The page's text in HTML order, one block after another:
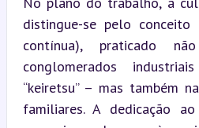
distingue-se pelo conceito
contínua), praticado
conglomerados
“keiretsu” – mas também
familiares. A dedicação